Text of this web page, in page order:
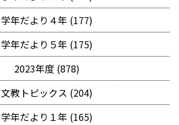
学年だより４年 (177)
学年だより５年 (175)
2023年度 (878)
文教トピックス (204)
学年だより１年 (165)